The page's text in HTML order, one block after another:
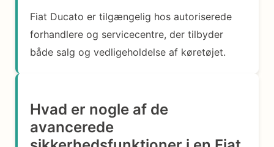
Fiat Ducato er tilgængelig hos autoriserede
forhandlere og servicecentre, der tilbyder
både salg og vedligeholdelse af køretøjet.
Hvad er nogle af de
avancerede